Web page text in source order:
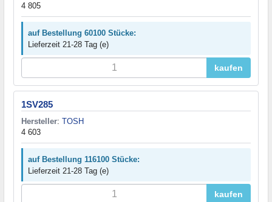
4 805
auf Bestellung 60100 Stücke:
Lieferzeit 21-28 Tag (e)
kaufen
1SV285
Hersteller: TOSH
4 603
auf Bestellung 116100 Stücke:
Lieferzeit 21-28 Tag (e)
kaufen